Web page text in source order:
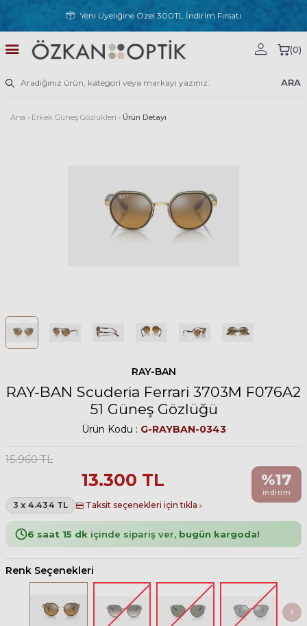
Yeni Üyeliğine Özel 300TL İndirim Fırsatı
ARA
(0)
Ana › Erkek Güneş Gözlükleri › Ürün Detayı
RAY-BAN
RAY-BAN Scuderia Ferrari 3703M F076A2
51 Güneş Gözlüğü
Ürün Kodu : G-RAYBAN-0343
15.960TL
13.300 TL
3 x 4.434 TL Taksit seçenekleri için tıkla
%17
indirim
6 saat 15 dk içinde sipariş ver, bugün kargoda!
Renk Seçenekleri